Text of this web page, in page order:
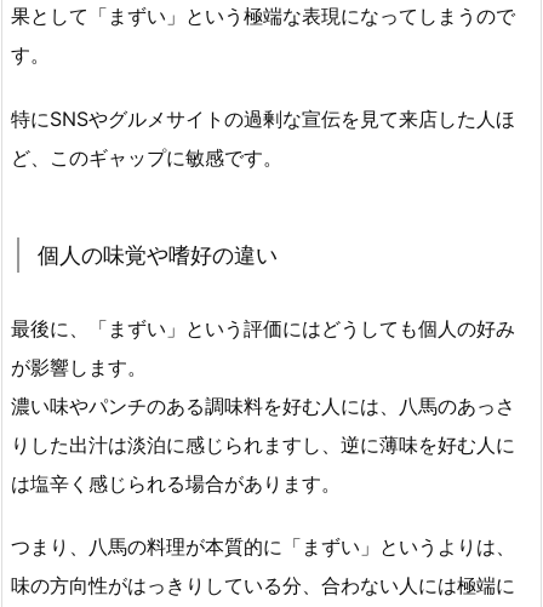
果として「まずい」という極端な表現になってしまうので
す。
特にSNSやグルメサイトの過剰な宣伝を見て来店した人ほ
ど、このギャップに敏感です。
個人の味覚や嗜好の違い
最後に、「まずい」という評価にはどうしても個人の好み
が影響します。
濃い味やパンチのある調味料を好む人には、八馬のあっさ
りした出汁は淡泊に感じられますし、逆に薄味を好む人に
は塩辛く感じられる場合があります。
つまり、八馬の料理が本質的に「まずい」というよりは、
味の方向性がはっきりしている分、合わない人には極端に